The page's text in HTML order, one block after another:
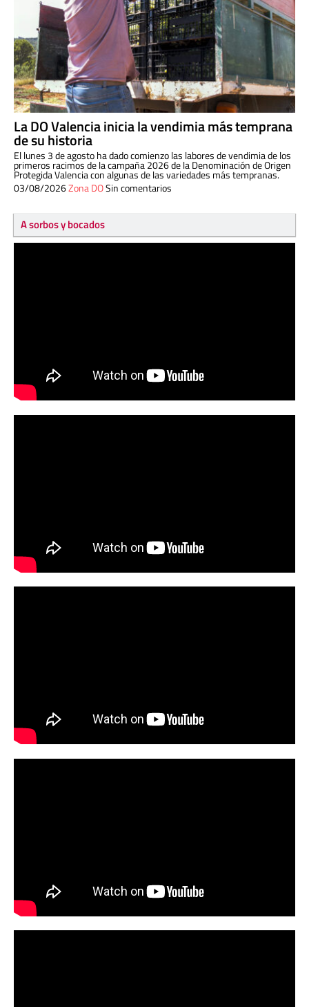
La DO Valencia inicia la vendimia más temprana
de su historia
El lunes 3 de agosto ha dado comienzo las labores de vendimia de los
primeros racimos de la campaña 2026 de la Denominación de Origen
Protegida Valencia con algunas de las variedades más tempranas.
03/08/2026Zona DOSin comentarios
A sorbos y bocados